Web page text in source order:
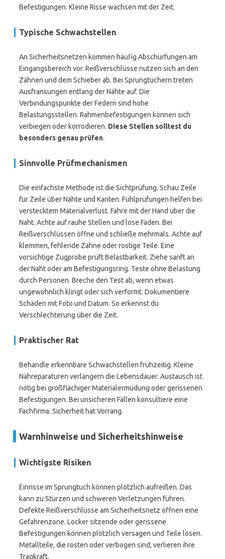
Befestigungen. Kleine Risse wachsen mit der Zeit.
Typische Schwachstellen
An Sicherheitsnetzen kommen häufig Abschürfungen am
Eingangsbereich vor. Reißverschlüsse nutzen sich an den
Zähnen und dem Schieber ab. Bei Sprungtüchern treten
Ausfransungen entlang der Nähte auf. Die
Verbindungspunkte der Federn sind hohe
Belastungsstellen. Rahmenbefestigungen können sich
verbiegen oder korrodieren. Diese Stellen solltest du
besonders genau prüfen.
Sinnvolle Prüfmechanismen
Die einfachste Methode ist die Sichtprüfung. Schau Zeile
für Zeile über Nähte und Kanten. Fühlprüfungen helfen bei
verstecktem Materialverlust. Fahre mit der Hand über die
Naht. Achte auf rauhe Stellen und lose Fäden. Bei
Reißverschlüssen öffne und schließe mehrmals. Achte auf
klemmen, fehlende Zähne oder rostige Teile. Eine
vorsichtige Zugprobe prüft Belastbarkeit. Ziehe sanft an
der Naht oder am Befestigungsring. Teste ohne Belastung
durch Personen. Breche den Test ab, wenn etwas
ungewöhnlich klingt oder sich verformt. Dokumentiere
Schäden mit Foto und Datum. So erkennst du
Verschlechterung über die Zeit.
Praktischer Rat
Behandle erkennbare Schwachstellen frühzeitig. Kleine
Nähreparaturen verlängern die Lebensdauer. Austausch ist
nötig bei großflächiger Materialermüdung oder gerissenen
Befestigungen. Bei unsicheren Fällen konsultiere eine
Fachfirma. Sicherheit hat Vorrang.
Warnhinweise und Sicherheitshinweise
Wichtigste Risiken
Einrisse im Sprungtuch können plötzlich aufreißen. Das
kann zu Stürzen und schweren Verletzungen führen.
Defekte Reißverschlüsse am Sicherheitsnetz öffnen eine
Gefahrenzone. Locker sitzende oder gerissene
Befestigungen können plötzlich versagen und Teile lösen.
Metallteile, die rosten oder verbogen sind, verlieren ihre
Tragkraft.